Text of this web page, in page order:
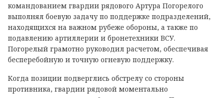
командованием гвардии рядового Артура Погорелого
выполнял боевую задачу по поддержке подразделений,
находящихся на важном рубеже обороны, а также по
подавлению артиллерии и бронетехники ВСУ.
Погорелый грамотно руководил расчетом, обеспечивая
бесперебойную и точную огневую поддержку.
Когда позиции подверглись обстрелу со стороны
противника, гвардии рядовой моментально